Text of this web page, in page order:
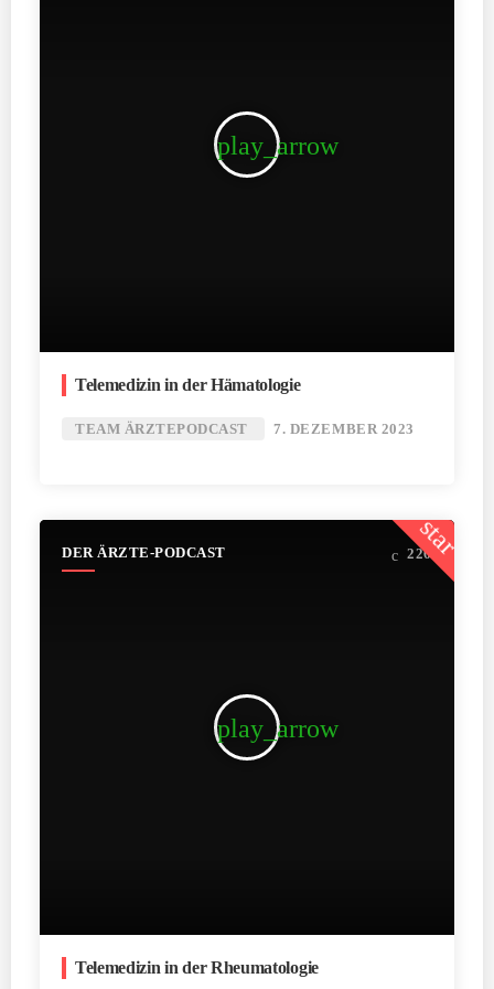
play_arrow
Telemedizin in der Hämatologie
TEAM ÄRZTEPODCAST 7. DEZEMBER 2023
DER ÄRZTE-PODCAST
play_arrow
226
star
Telemedizin in der Rheumatologie